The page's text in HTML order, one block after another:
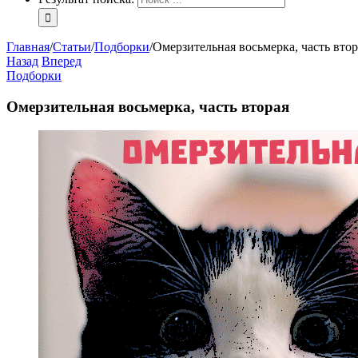
Главная/Статьи/Подборки/Омерзительная восьмерка, часть
Назад Вперед
Подборки
Омерзительная восьмерка, часть вторая